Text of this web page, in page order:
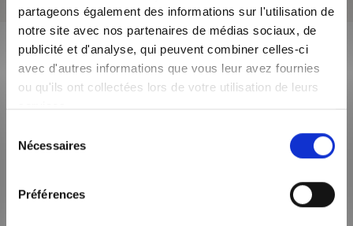
partageons également des informations sur l'utilisation de
notre site avec nos partenaires de médias sociaux, de
publicité et d'analyse, qui peuvent combiner celles-ci
avec d'autres informations que vous leur avez fournies
ou qu'ils ont collectées lors de votre utilisation de leurs
services.
Nécessaires
Préférences
Description de l'offre
immobilière
ZONE SOUMISE À ENCADREMENT DES LOYERS
dépasser) est de 1 819,91 €